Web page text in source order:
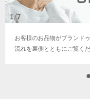
お客様のお品物がブランド
流れを裏側とともにご覧く